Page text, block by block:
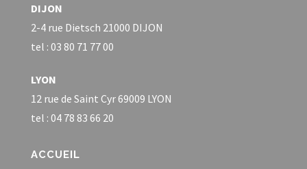
DIJON
2-4 rue Dietsch 21000 DIJON
tel : 03 80 71 77 00
LYON
12 rue de Saint Cyr 69009 LYON
tel : 04 78 83 66 20
ACCUEIL